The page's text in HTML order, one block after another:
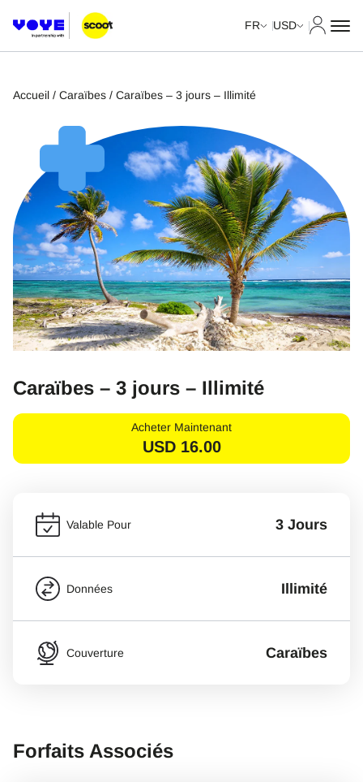
FR USD
Accueil / Caraïbes / Caraïbes – 3 jours – Illimité
Caraïbes – 3 jours – Illimité
Acheter Maintenant
USD 16.00
Valable Pour 3 Jours
Données Illimité
Couverture Caraïbes
Forfaits Associés